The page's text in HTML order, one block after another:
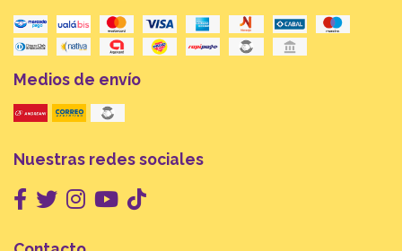
Medios de envío
Nuestras redes sociales